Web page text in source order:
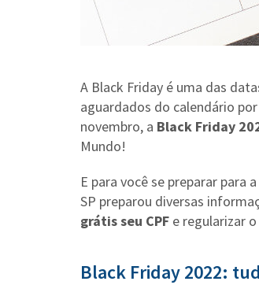
A Black Friday é uma das
aguardados do calendário
novembro, a Black Friday
Mundo!
E para você se preparar para
SP preparou diversas
grátis seu CPF e regularizar
Black Friday 2022: